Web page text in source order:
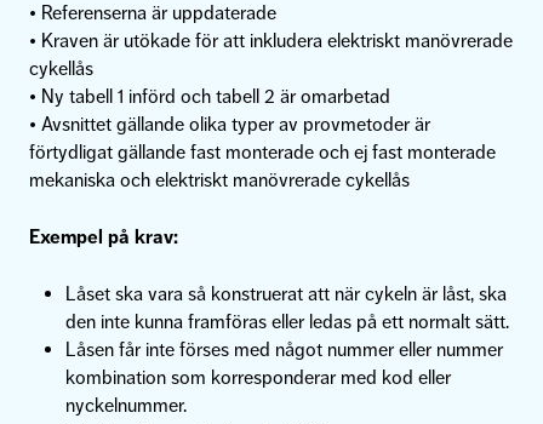
• Referenserna är uppdaterade
• Kraven är utökade för att inkludera elektriskt manövrerade
cykellås
• Ny tabell 1 införd och tabell 2 är omarbetad
• Avsnittet gällande olika typer av provmetoder är
förtydligat gällande fast monterade och ej fast monterade
mekaniska och elektriskt manövrerade cykellås
Exempel på krav:
Låset ska vara så konstruerat att när cykeln är låst, ska
den inte kunna framföras eller ledas på ett normalt sätt.
Låsen får inte förses med något nummer eller nummer
kombination som korresponderar med kod eller
nyckelnummer.